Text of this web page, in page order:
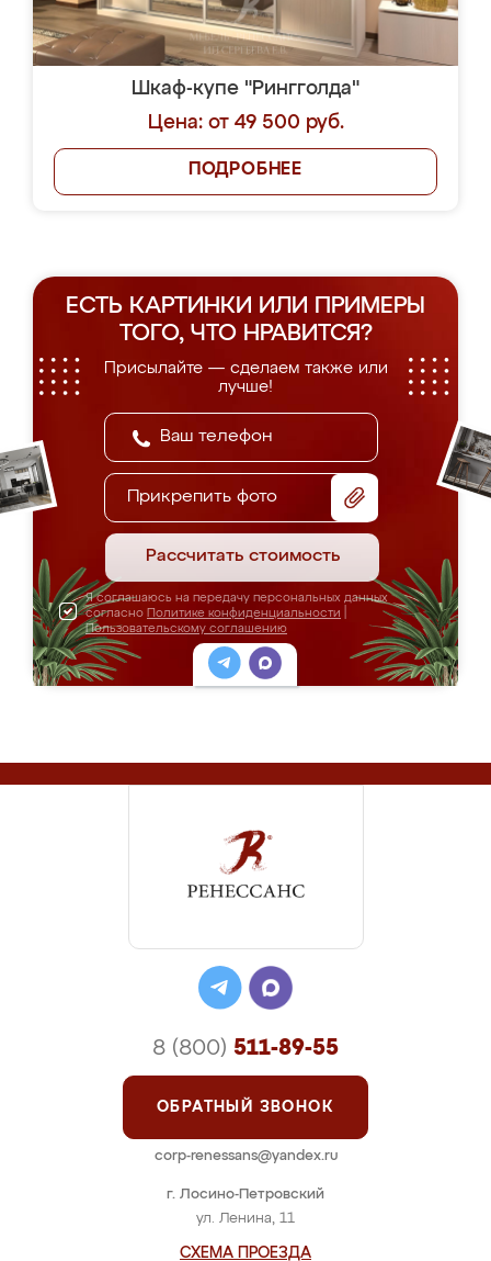
Шкаф-купе "Рингголда"
Цена: от 49 500 руб.
ПОДРОБНЕЕ
ЕСТЬ КАРТИНКИ ИЛИ ПРИМЕРЫ
ТОГО, ЧТО НРАВИТСЯ?
Присылайте — сделаем также или
лучше!
Прикрепить фото
Рассчитать стоимость
Я соглашаюсь на передачу персональных данных
согласно Политике конфиденциальности
Пользовательскому соглашению
г. Лосино-Петровский
ул. Ленина, 11
СХЕМА ПРОЕЗДА
8 (800) 511-89-55
ОБРАТНЫЙ ЗВОНОК
corp-renessans@yandex.ru